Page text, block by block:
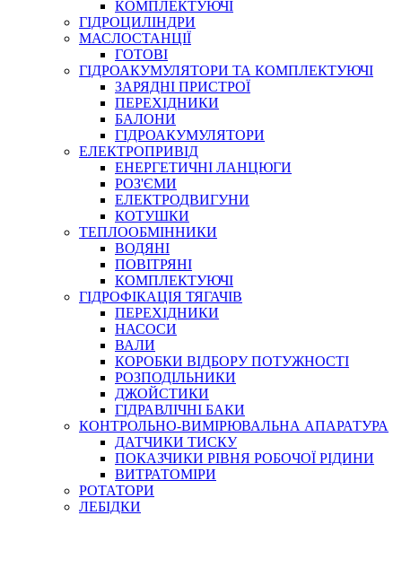
СПЕЦІАЛЬНІ
ГЕРМЕТИКИ
КЛЕЇ, ЦЕМЕНТИ, ЕПОКСИДКИ
РЕМОНТ ГІДРОЦИЛІНДРІВ
БОРЕКС, ЕО
КОМПЛЕКТУЮЧІ
ГІДРОЦИЛІНДРИ
МАСЛОСТАНЦІЇ
ГОТОВІ
ГІДРОАКУМУЛЯТОРИ ТА КОМПЛЕКТУЮЧІ
ЗАРЯДНІ ПРИСТРОЇ
ПЕРЕХІДНИКИ
БАЛОНИ
ГІДРОАКУМУЛЯТОРИ
ЕЛЕКТРОПРИВІД
ЕНЕРГЕТИЧНІ ЛАНЦЮГИ
РОЗ'ЄМИ
ЕЛЕКТРОДВИГУНИ
КОТУШКИ
ТЕПЛООБМІННИКИ
ВОДЯНІ
ПОВІТРЯНІ
КОМПЛЕКТУЮЧІ
ГІДРОФІКАЦІЯ ТЯГАЧІВ
ПЕРЕХІДНИКИ
НАСОСИ
ВАЛИ
КОРОБКИ ВІДБОРУ ПОТУЖНОСТІ
РОЗПОДІЛЬНИКИ
ДЖОЙСТИКИ
ГІДРАВЛІЧНІ БАКИ
КОНТРОЛЬНО-ВИМІРЮВАЛЬНА АПАРАТУРА
ДАТЧИКИ ТИСКУ
ПОКАЗЧИКИ РІВНЯ РОБОЧОЇ РІДИНИ
ВИТРАТОМІРИ
РОТАТОРИ
ЛЕБІДКИ